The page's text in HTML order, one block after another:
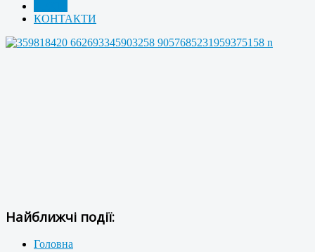
КОНТАКТИ
Найближчі події:
Головна